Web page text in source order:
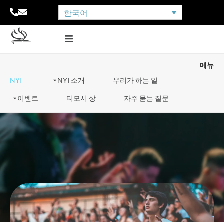
한국어
메뉴
NYI
NYI 소개 우리가 하는 일
이벤트 티모시 상 자주 묻는 질문
나사렛 청소년 인터내셔
널